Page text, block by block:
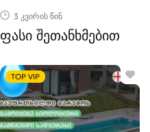
3 კვირის წინ
ფასი შეთანხმებით
TOP VIP